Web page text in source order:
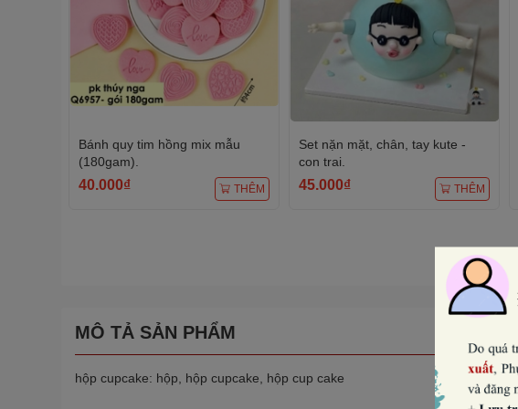
Bánh quy tim hồng mix mẫu
(180gam).
40.000₫ THÊM
Set nặn mặt, chân, tay kute -
con trai.
45.000₫ THÊM
MÔ TẢ SẢN PHẨM
hộp cupcake: hộp, hộp cupcake, hộp cup cake